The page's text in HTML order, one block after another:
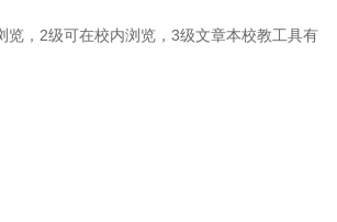
览，2级可在校内浏览，3级文章本校教工具有